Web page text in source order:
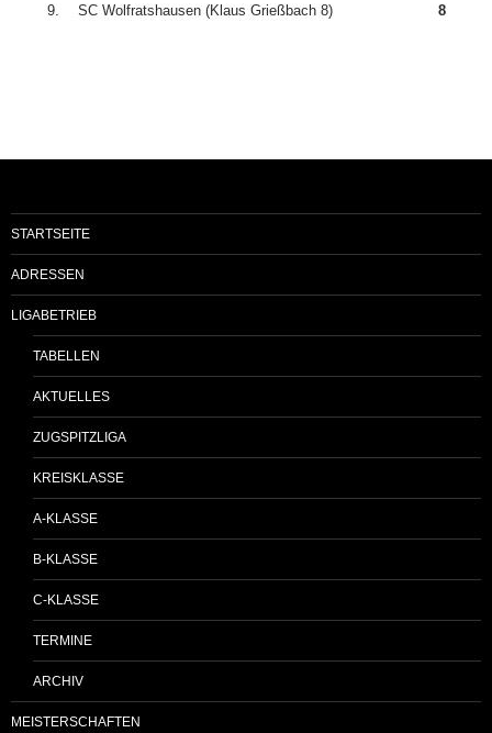
9. SC Wolfratshausen (Klaus Grießbach 8) 8
STARTSEITE
ADRESSEN
LIGABETRIEB
TABELLEN
AKTUELLES
ZUGSPITZLIGA
KREISKLASSE
A-KLASSE
B-KLASSE
C-KLASSE
TERMINE
ARCHIV
MEISTERSCHAFTEN